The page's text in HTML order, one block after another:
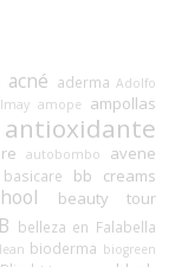
acné aderma Adolfo
amope ampollas
antioxidante
autobombo avene
basicare bb creams
beauty tour
belleza en Falabella
bioderma biogreen